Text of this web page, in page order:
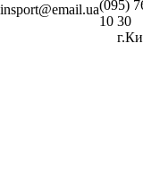
insport@email.ua(095)
10 30